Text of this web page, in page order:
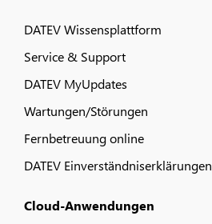
DATEV Wissensplattform
Service & Support
DATEV MyUpdates
Wartungen/Störungen
Fernbetreuung online
DATEV Einverständniserklärungen
Cloud-Anwendungen